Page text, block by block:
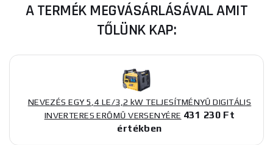
A TERMÉK MEGVÁSÁRLÁSÁVAL AMIT
TŐLÜNK KAP:
NEVEZÉS EGY 5,4 LE/3,2 kW TELJESÍTMÉNYŰ DIGITÁLIS
INVERTERES ERŐMŰ VERSENYÉRE 431 230 Ft
értékben